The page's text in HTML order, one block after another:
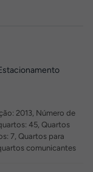
2013, Número de
45, Quartos
7, Quartos para
comunicantes